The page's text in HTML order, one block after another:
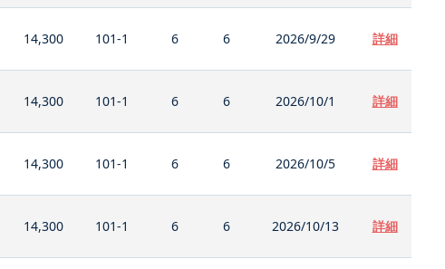
14,300 101-1 6 6 2026/9/29 詳細
14,300 101-1 6 6 2026/10/1 詳細
14,300 101-1 6 6 2026/10/5 詳細
14,300 101-1 6 6 2026/10/13 詳細